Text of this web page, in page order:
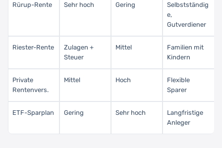
Rürup-Rente Sehr hoch Gering
Selbstständig
e,
Gutverdiener
Riester-Rente
Zulagen +
Steuer
Mittel
Familien mit
Kindern
Private
Rentenvers.
Mittel Hoch
Flexible
Sparer
ETF-Sparplan Gering Sehr hoch
Langfristige
Anleger